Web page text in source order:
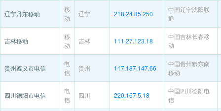
辽宁丹东移动
移
动
辽宁 218.24.85.250
中国辽宁沈阳联
通
吉林移动
移
动
吉林 111.27.123.18
中国吉林长春移
动
贵州遵义市电信
电
信
贵州 117.187.147.66
中国贵州黔东南
移动
四川德阳市电信
电
信
四川 220.167.5.18
中国四川德阳电
信